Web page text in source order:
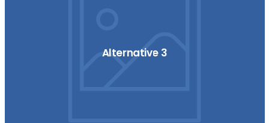
Alternative 3